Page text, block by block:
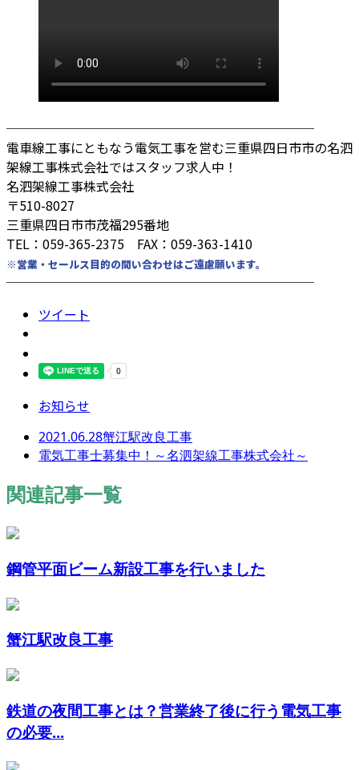
────────────────────────
電車線工事にともなう電気工事を営む三重県四日市市の名泗
架線工事株式会社ではスタッフ求人中！
名泗架線工事株式会社
〒510-8027
三重県四日市市茂福295番地
TEL：059-365-2375 FAX：059-363-1410
※営業・セールス目的の問い合わせはご遠慮願います。
────────────────────────
ツイート
お知らせ
2021.06.28蟹江駅改良工事
電気工事士募集中！～名泗架線工事株式会社～
関連記事一覧
鋼管平面ビーム新設工事を行いました
蟹江駅改良工事
鉄道の夜間工事とは？営業終了後に行う電気工事
の必要...